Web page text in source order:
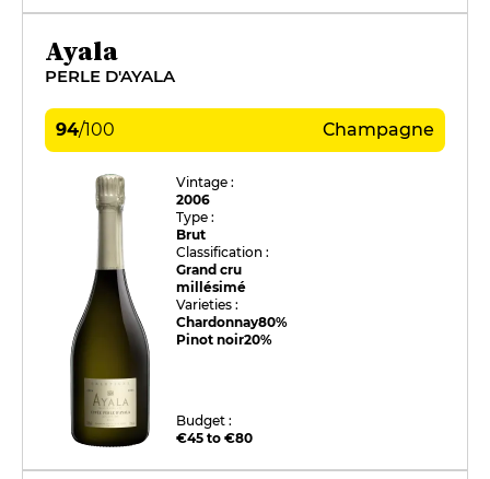
Ayala
PERLE D'AYALA
94/100 Champagne
Vintage :
2006
Type :
Brut
Classification :
Grand cru
millésimé
Varieties :
Chardonnay80%
Pinot noir20%
Budget :
€45 to €80